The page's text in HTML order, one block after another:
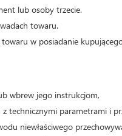
lub osoby trzecie.
towaru.
w posiadanie
wbrew jego instrukcjom,
parametrami i
niewłaściwego